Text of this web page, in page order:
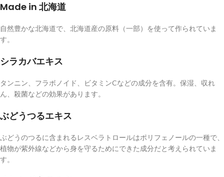
Made in 北海道
自然豊かな北海道で、北海道産の原料（一部）を使って作られていま
す。
シラカバエキス
タンニン、フラボノイド、ビタミンCなどの成分を含有。保湿、収れ
ん、殺菌などの効果があります。
ぶどうつるエキス
ぶどうのつるに含まれるレスベラトロールはポリフェノールの一種で、
植物が紫外線などから身を守るためにできた成分だと考えられていま
す。